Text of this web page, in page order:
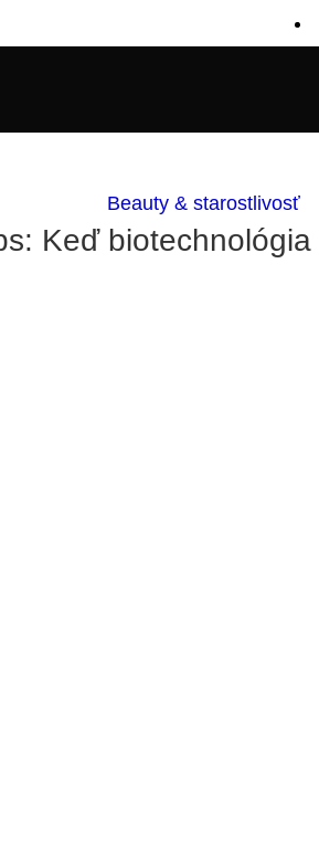
Beauty & starostlivosť
Keď